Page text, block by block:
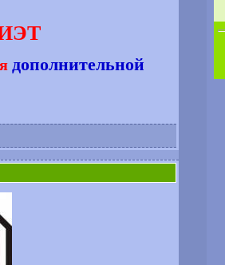
дополнительной